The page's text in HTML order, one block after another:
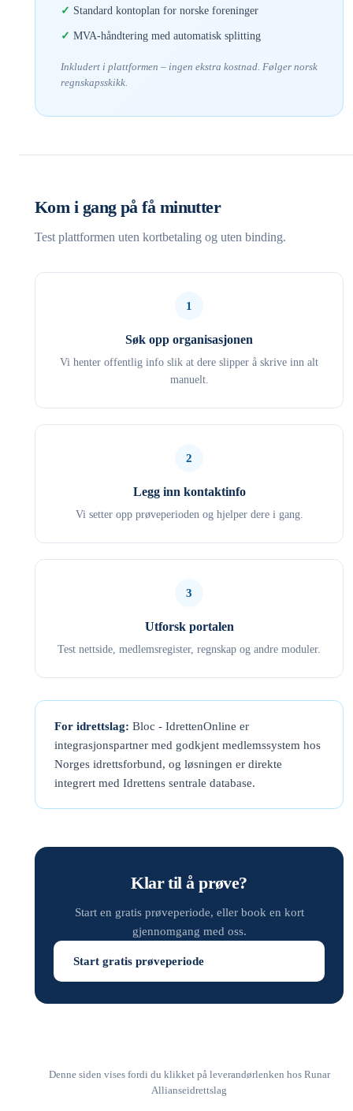
Standard kontoplan for norske foreninger
MVA-håndtering med automatisk splitting
Inkludert i plattformen – ingen ekstra kostnad. Følger norsk
regnskapsskikk.
Kom i gang på få minutter
Test plattformen uten kortbetaling og uten binding.
1
Søk opp organisasjonen
Vi henter offentlig info slik at dere slipper å skrive inn alt
manuelt.
2
Legg inn kontaktinfo
Vi setter opp prøveperioden og hjelper dere i gang.
3
Utforsk portalen
Test nettside, medlemsregister, regnskap og andre moduler.
For idrettslag: Bloc - IdrettenOnline er
integrasjonspartner med godkjent medlemssystem hos
Norges idrettsforbund, og løsningen er direkte
integrert med Idrettens sentrale database.
Klar til å prøve?
Start en gratis prøveperiode, eller book en kort
gjennomgang med oss.
Start gratis prøveperiode
Denne siden vises fordi du klikket på leverandørlenken hos Runar
Allianseidrettslag